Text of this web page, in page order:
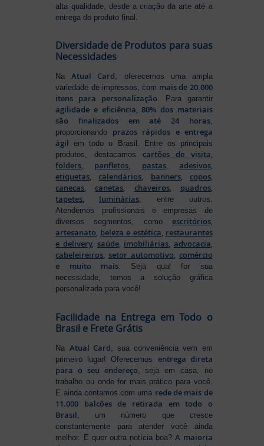
alta qualidade, desde a criação da arte até a
entrega do produto final.
Diversidade de Produtos para suas
Necessidades
NaAtual Card, oferecemos uma ampla
variedade de impressos, com mais de 20.000
itens para personalização. Para garantir
agilidade e eficiência, 80% dos materiais
são finalizados em até 24 horas,
proporcionando prazos rápidos e entrega
ágil em todo o Brasil. Entre os principais
produtos, destacamos cartões de visita,
folders, panfletos, pastas, adesivos,
etiquetas,calendários, banners, copos,
canecas,canetas, chaveiros, quadros,
tapetes, luminárias, entre outros.
Atendemos profissionais e empresas de
diversos segmentos, como escritórios,
artesanato, beleza e estética, restaurantes
e delivery, saúde, imobiliárias, advocacia,
cabeleireiros, setor automotivo, comércio
e muito mais. Seja qual for sua
necessidade, temos a solução gráfica
personalizada para você!
Facilidade na Entrega em Todo o
Brasil e Frete Grátis
Na Atual Card , sua conveniência vem em
primeiro lugar! Oferecemos entrega direta
para o seu endereço , seja em casa, no
trabalho ou onde for mais prático para você.
E ainda contamos com uma rede de mais de
11.000 balcões de retirada em todo o
Brasil , um número que cresce
constantemente para atender você ainda
melhor. E quer outra notícia boa?A maioria